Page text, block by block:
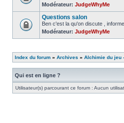
Modérateur: JudgeWhyMe
Questions salon
Ben c'est la qu'on discute ,
Modérateur: JudgeWhyMe
Index du forum » Archives » Alchimie du jeu
Qui est en ligne ?
Utilisateur(s) parcourant ce forum : Aucun